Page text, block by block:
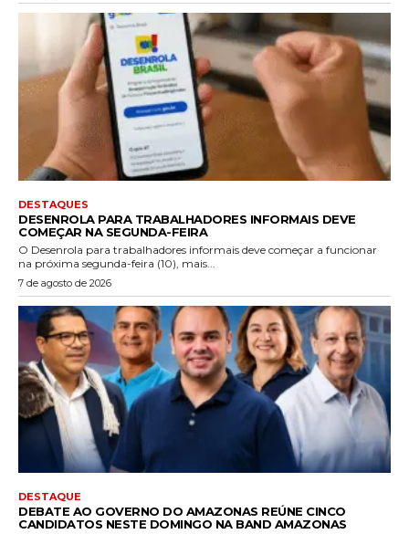
DESTAQUES
DESENROLA PARA TRABALHADORES INFORMAIS DEVE
COMEÇAR NA SEGUNDA-FEIRA
O Desenrola para trabalhadores informais deve começar a funcionar
na próxima segunda-feira (10), mais...
7 de agosto de 2026
DESTAQUE
DEBATE AO GOVERNO DO AMAZONAS REÚNE CINCO
CANDIDATOS NESTE DOMINGO NA BAND AMAZONAS